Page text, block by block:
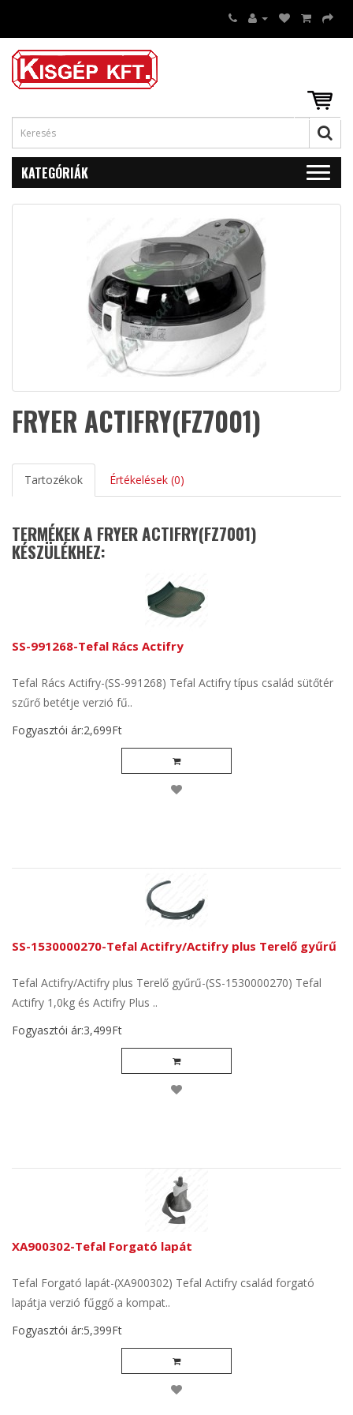
KATEGÓRIÁK
FRYER ACTIFRY(FZ7001)
Tartozékok Értékelések (0)
TERMÉKEK A FRYER ACTIFRY(FZ7001)
KÉSZÜLÉKHEZ:
SS-991268-Tefal Rács Actifry
Tefal Rács Actifry-(SS-991268) Tefal Actifry típus család sütőtér
szűrő betétje verzió fű..
Fogyasztói ár:2,699Ft
SS-1530000270-Tefal Actifry/Actifry plus Terelő gyűrű
Tefal Actifry/Actifry plus Terelő gyűrű-(SS-1530000270) Tefal
Actifry 1,0kg és Actifry Plus ..
Fogyasztói ár:3,499Ft
XA900302-Tefal Forgató lapát
Tefal Forgató lapát-(XA900302) Tefal Actifry család forgató
lapátja verzió fűggő a kompat..
Fogyasztói ár:5,399Ft